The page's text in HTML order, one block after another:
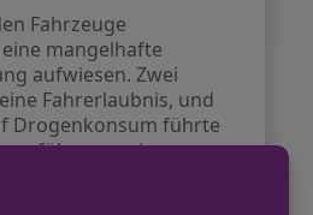
Fahrzeuge
mangelhafte
aufwiesen. Zwei
Fahrerlaubnis, und
Drogenkonsum führte
zu einer
Zudem wurde ein
Fahrzeug mit